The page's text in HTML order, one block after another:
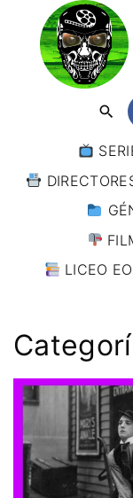
W)
LICEO
TALLERES
ONLINE
IMAGEN
DISEÑO